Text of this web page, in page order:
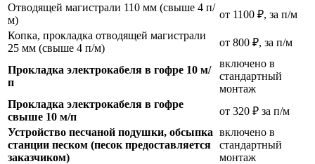
Отводящей магистрали 110 мм (свыше 4 п/
м)
от 1100 ₽, за п/м
Копка, прокладка отводящей магистрали
25 мм (свыше 4 п/м)
от 800 ₽, за п/м
Прокладка электрокабеля в гофре 10 м/
п
включено в
стандартный
монтаж
Прокладка электрокабеля в гофре
свыше 10 м/п
от 320 ₽ за п/м
Устройство песчаной подушки, обсыпка
станции песком (песок предоставляется
заказчиком)
включено в
стандартный
монтаж